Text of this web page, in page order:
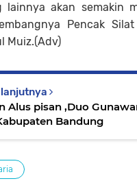
lainnya akan semakin
Pencak
Muiz.(Adv)
Alus pisan ,Duo
Bandung